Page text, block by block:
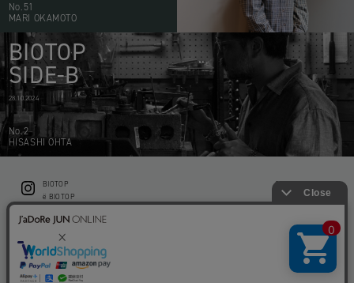
No.51
MARI OKAMOTO
BIOTOP
SIDE-B
28.10.2024
No.2
HISASHI OHTA
BIOTOP
ë BIOTOP
KEEP GREEN BIOTOP
RAMUSIO BIOTOP FUKUOKA
bw BIOTOP
KITCHEN bw BIOTOP
CONTACT
PRIVACY POLICY
STORE INFO